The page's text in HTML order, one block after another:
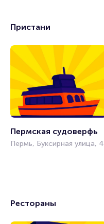
Пристани
Пермская судоверфь
Пермь, Буксирная улица, 4
Рестораны